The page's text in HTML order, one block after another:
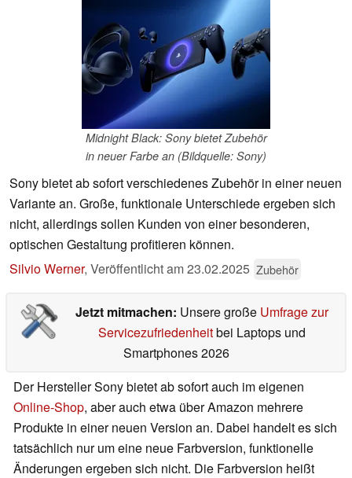
Midnight Black: Sony bietet Zubehör
in neuer Farbe an (Bildquelle: Sony)
Sony bietet ab sofort verschiedenes Zubehör in einer neuen
Variante an. Große, funktionale Unterschiede ergeben sich
nicht, allerdings sollen Kunden von einer besonderen,
optischen Gestaltung profitieren können.
Silvio Werner, Veröffentlicht am23.02.2025 Zubehör
Jetzt mitmachen: Unsere große Umfrage zur
Servicezufriedenheitbei Laptops und
Smartphones 2026
Der Hersteller Sony bietet ab sofort auch im eigenen
Online-Shop, aber auch etwa über Amazon mehrere
Produkte in einer neuen Version an. Dabei handelt es sich
tatsächlich nur um eine neue Farbversion, funktionelle
Änderungen ergeben sich nicht. Die Farbversion heißt